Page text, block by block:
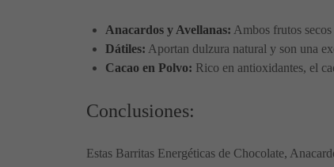
Anacardos y Avellanas: Ambos frutos
Dátiles: Aportan dulzura natural y son una
Cacao en Polvo: Rico en antioxidantes, el
Conclusiones:
Estas Barritas Energéticas de Chocolate,